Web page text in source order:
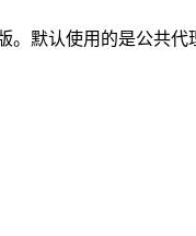
。默认使用的是公共代